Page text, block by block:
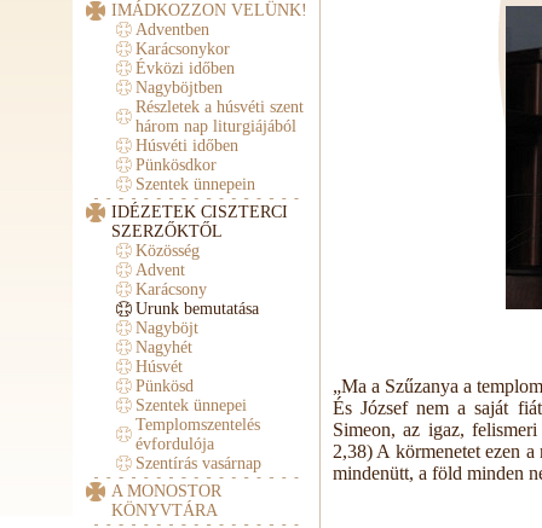
IMÁDKOZZON VELÜNK!
Adventben
Karácsonykor
Évközi időben
Nagyböjtben
Részletek a húsvéti szent
három nap liturgiájából
Húsvéti időben
Pünkösdkor
Szentek ünnepein
IDÉZETEK CISZTERCI
SZERZŐKTŐL
Közösség
Advent
Karácsony
Urunk bemutatása
Nagyböjt
Nagyhét
Húsvét
Pünkösd
Szentek ünnepei
Templomszentelés
évfordulója
Szentírás vasárnap
A MONOSTOR
KÖNYVTÁRA
„Ma a Szűzanya a
És József nem a saját
Simeon, az igaz,
2,38) A körmenetet ezen
mindenütt, a föld minden